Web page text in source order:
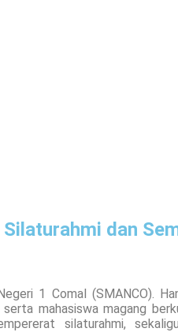
dan
1 Comal (SMANCO).
mahasiswa magang
silaturahmi,